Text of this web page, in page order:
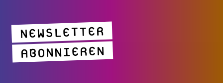
NEWSLETTER
ABONNIEREN